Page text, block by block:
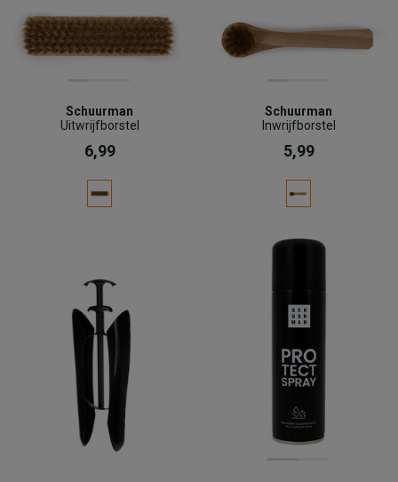
Schuurman
Uitwrijfborstel
6,99
Schuurman
Inwrijfborstel
5,99